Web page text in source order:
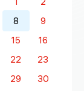
8
9
15
16
22
23
29
30